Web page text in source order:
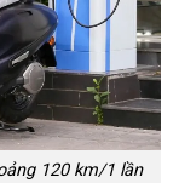
120 km/1 lần